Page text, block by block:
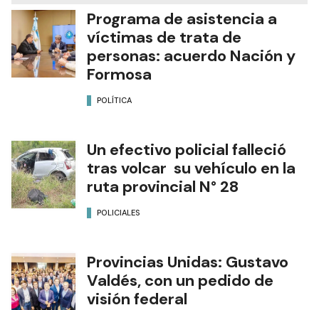
Programa de asistencia a
víctimas de trata de
personas: acuerdo Nación y
Formosa
POLÍTICA
Un efectivo policial falleció
tras volcar su vehículo en la
ruta provincial N° 28
POLICIALES
Provincias Unidas: Gustavo
Valdés, con un pedido de
visión federal